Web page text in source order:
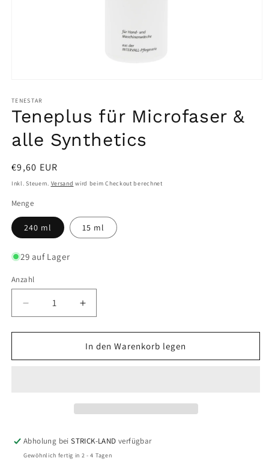
in
Modal
öffnen
TENESTAR
Teneplus für Microfaser &
alle Synthetics
Normaler
Preis
€9,60 EUR
Inkl. Steuern. Versand wird beim Checkout berechnet
Menge
240 ml 15 ml
29 auf Lager
Anzahl
Verringere
die
Menge
Teneplus
Erhöhe
die
Menge
für
Teneplus
In den Warenkorb legen
Abholung beiSTRICK-LAND verfügbar
Gewöhnlich fertig in 2 - 4 Tagen